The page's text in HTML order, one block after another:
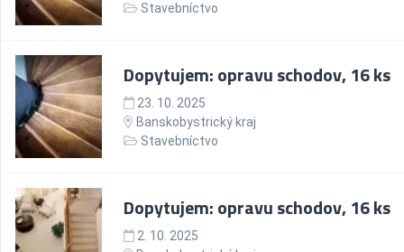
Stavebníctvo
Dopytujem: opravu schodov, 16 ks
23. 10. 2025
Banskobystrický kraj
Stavebníctvo
Dopytujem: opravu schodov, 16 ks
2. 10. 2025